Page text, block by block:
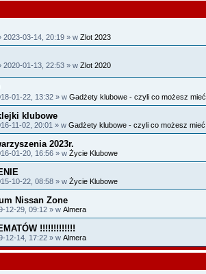
2023-03-14, 20:19 » w Zlot 2023
2020-01-13, 22:53 » w Zlot 2020
01-22, 13:32 » w Gadżety klubowe - czyli co możesz mieć
klubowe
11-02, 20:01 » w Gadżety klubowe - czyli co możesz mieć
2023r.
01-20, 16:56 » w Życie Klubowe
10-22, 08:58 » w Życie Klubowe
Nissan Zone
12-29, 09:12 » w Almera
!!!!!!!!!!!!!
12-14, 17:22 » w Almera